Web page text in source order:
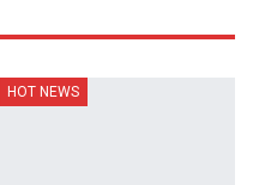
HOT NEWS